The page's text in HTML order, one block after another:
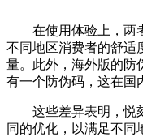
在使用体验上，两
不同地区消费者的舒适
量。此外，海外版的防
有一个防伪码，这在国
这些差异表明，悦
同的优化，以满足不同